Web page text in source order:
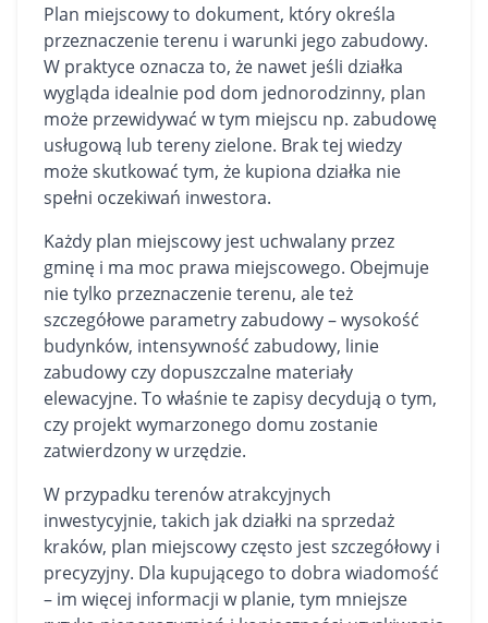
Plan miejscowy to dokument, który określa
przeznaczenie terenu i warunki jego zabudowy.
W praktyce oznacza to, że nawet jeśli działka
wygląda idealnie pod dom jednorodzinny, plan
może przewidywać w tym miejscu np. zabudowę
usługową lub tereny zielone. Brak tej wiedzy
może skutkować tym, że kupiona działka nie
spełni oczekiwań inwestora.
Każdy plan miejscowy jest uchwalany przez
gminę i ma moc prawa miejscowego. Obejmuje
nie tylko przeznaczenie terenu, ale też
szczegółowe parametry zabudowy – wysokość
budynków, intensywność zabudowy, linie
zabudowy czy dopuszczalne materiały
elewacyjne. To właśnie te zapisy decydują o tym,
czy projekt wymarzonego domu zostanie
zatwierdzony w urzędzie.
W przypadku terenów atrakcyjnych
inwestycyjnie, takich jak działki na sprzedaż
kraków, plan miejscowy często jest szczegółowy i
precyzyjny. Dla kupującego to dobra wiadomość
– im więcej informacji w planie, tym mniejsze